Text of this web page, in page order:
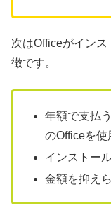
次はOfficeがイン
徴です。
年額で支払
のOfficeを使
インストー
金額を抑え